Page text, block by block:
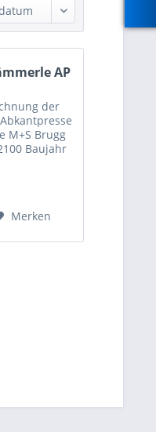
AP
der
M+S Brugg
Baujahr
Merken